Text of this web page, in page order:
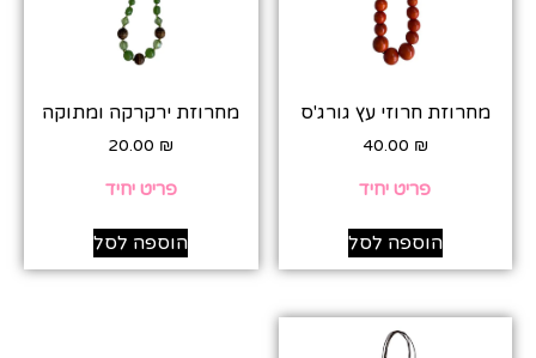
מחרוזת חרוזי עץ גורג'ס
40.00 ₪
פריט יחיד
הוספה לסל
מחרוזת ירקרקה ומתוקה
20.00 ₪
פריט יחיד
הוספה לסל